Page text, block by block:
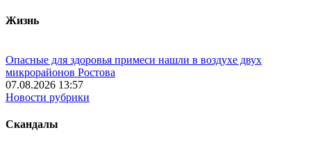
Жизнь
Опасные для здоровья примеси нашли в воздухе двух
микрорайонов Ростова
07.08.2026 13:57
Новости рубрики
Скандалы